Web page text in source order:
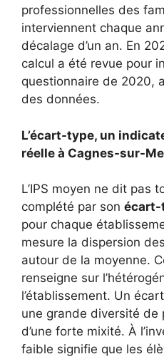
professionnelles des
interviennent chaque
décalage d’un an. En
calcul a été revue pour
questionnaire de 2020,
des données.
L’écart-type, un
réelle à Cagnes-sur-
L’IPS moyen ne dit pas
complété par son écart-
pour chaque
mesure la dispersion
autour de la moyenne.
renseigne sur
l’établissement. Un
une grande diversité de
d’une forte mixité. À
faible signifie que les